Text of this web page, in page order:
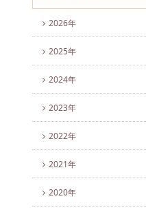
2026年
2025年
2024年
2023年
2022年
2021年
2020年